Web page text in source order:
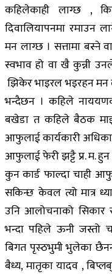
कहिलेकाही लाग्छ ,
दिवालियापनमा रमाउन
मन लाग्छ । सत्तामा बस्ने
स्वभाव हो वा खै कुन्नी
झिकेर भाइरल भइरहन मन
भन्दैछन । कहिले
बखेडा त कहिले बैठक
आफुलाई कार्यकारी
आफुलाई फेरी झट्टै प्र. म.
कुन कार्ड फाल्दा चाही
सकिन्छ केवल त्यो मात्र
उनि आलोचनाको सिकार
भन्दा पहिले ऊनी जस्तो
बिगत पृस्ठभुमी भुलेका
बैध्य, मातृका यादव ,